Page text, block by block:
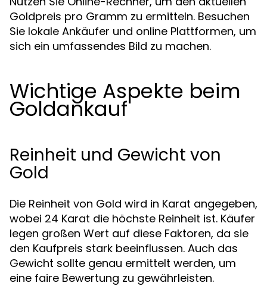
Goldpreis pro Gramm zu ermitteln. Besuchen
Sie lokale Ankäufer und online Plattformen, um
sich ein umfassendes Bild zu machen.
Wichtige Aspekte beim
Goldankauf
Reinheit und Gewicht von
Gold
Die Reinheit von Gold wird in Karat angegeben,
wobei 24 Karat die höchste Reinheit ist. Käufer
legen großen Wert auf diese Faktoren, da sie
den Kaufpreis stark beeinflussen. Auch das
Gewicht sollte genau ermittelt werden, um
eine faire Bewertung zu gewährleisten.